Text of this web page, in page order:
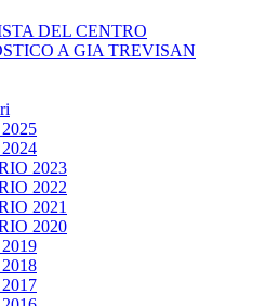
DEL CENTRO
A GIA TREVISAN
2023
2022
2021
2020